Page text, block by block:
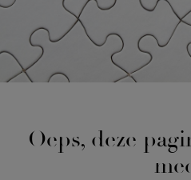
Oeps, deze